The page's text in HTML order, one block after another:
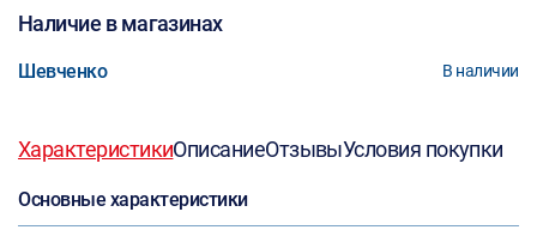
Наличие в магазинах
Шевченко В наличии
ХарактеристикиОписаниеОтзывыУсловия покупки
Основные характеристики